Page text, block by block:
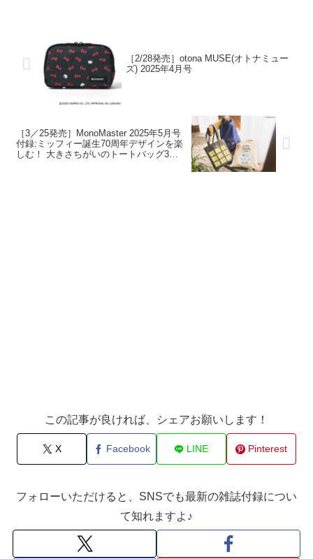
［2/28発売］otona MUSE(オトナミュー
ズ) 2025年4月号
［3／25発売］MonoMaster 2025年5月号
付録:ミッフィー誕生70周年デザインを楽
しむ！ 大きさちがいのトートバッグ3種セ
この記事が良ければ、シェアお願いします！
X Facebook LINE Pinterest
フォローいただけると、SNSでも最新の雑誌付録につい
て知れますよ♪